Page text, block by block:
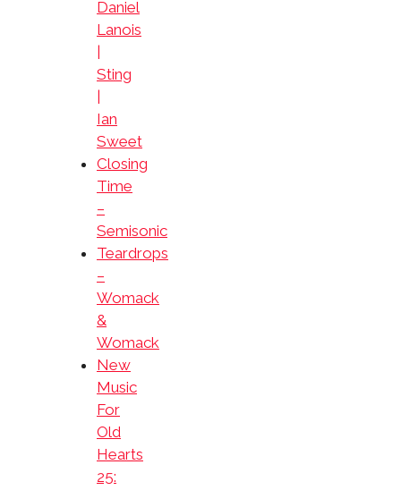
Daniel
Lanois
Sting
Ian
Sweet
Closing
Time
–
Semisonic
Teardrops
–
Womack
&
Womack
New
Music
For
Old
Hearts
25: